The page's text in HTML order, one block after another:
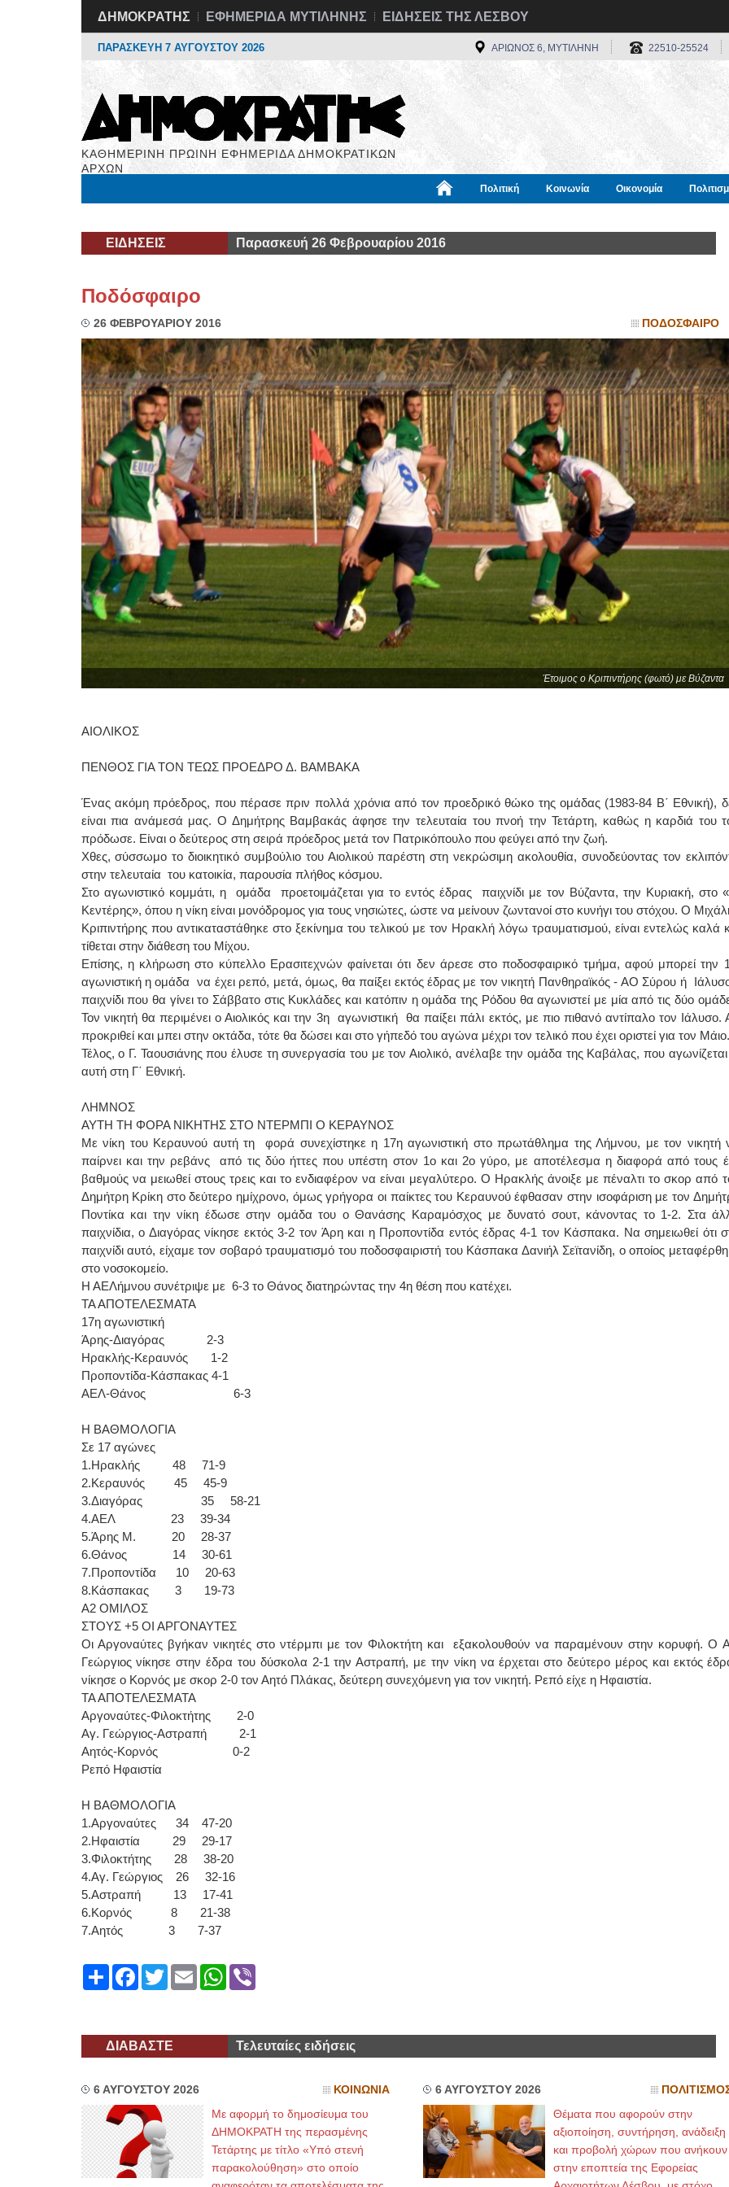
ΔΗΜΟΚΡΑΤΗΣ ΕΦΗΜΕΡΙΔΑ ΜΥΤΙΛΗΝΗΣ ΕΙΔΗΣΕΙΣ ΤΗΣ ΛΕΣΒΟΥ
ΠΑΡΑΣΚΕΥΗ 7 ΑΥΓΟΥΣΤΟΥ 2026 ΑΡΙΩΝΟΣ 6, ΜΥΤΙΛΗΝΗ 22510-25524
ΚΑΘΗΜΕΡΙΝΗ ΠΡΩΙΝΗ ΕΦΗΜΕΡΙΔΑ ΔΗΜΟΚΡΑΤΙΚΩΝ
ΑΡΧΩΝ
Πολιτική Κοινωνία Οικονομία
ΕΙΔΗΣΕΙΣ Παρασκευή 26 Φεβρουαρίου 2016
Ποδόσφαιρο
26 ΦΕΒΡΟΥΑΡΙΟΥ 2016 ΠΟΔΟΣΦΑΙΡΟ
Έτοιμος ο Κριπιντήρης (φωτό) με Βύζαντα
ΑΙΟΛΙΚΟΣ
ΠΕΝΘΟΣ ΓΙΑ ΤΟΝ ΤΕΩΣ ΠΡΟΕΔΡΟ Δ. ΒΑΜΒΑΚΑ
Ένας ακόμη πρόεδρος, που πέρασε πριν πολλά χρόνια από τον προεδρικό θώκο της ομάδας (1983-84 Β΄ Εθνική),
είναι πια ανάμεσά μας. Ο Δημήτρης Βαμβακάς άφησε την τελευταία του πνοή την Τετάρτη, καθώς η καρδιά του
πρόδωσε. Είναι ο δεύτερος στη σειρά πρόεδρος μετά τον Πατρικόπουλο που φεύγει από την ζωή.
Χθες, σύσσωμο το διοικητικό συμβούλιο του Αιολικού παρέστη στη νεκρώσιμη ακολουθία, συνοδεύοντας τον
στην τελευταία του κατοικία, παρουσία πλήθος κόσμου.
Στο αγωνιστικό κομμάτι, η ομάδα προετοιμάζεται για το εντός έδρας παιχνίδι με τον Βύζαντα, την Κυριακή, στο
Κεντέρης», όπου η νίκη είναι μονόδρομος για τους νησιώτες, ώστε να μείνουν ζωντανοί στο κυνήγι του στόχου. Ο
Κριπιντήρης που αντικαταστάθηκε στο ξεκίνημα του τελικού με τον Ηρακλή λόγω τραυματισμού, είναι εντελώς καλά
τίθεται στην διάθεση του Μίχου.
Επίσης, η κλήρωση στο κύπελλο Ερασιτεχνών φαίνεται ότι δεν άρεσε στο ποδοσφαιρικό τμήμα, αφού μπορεί την
αγωνιστική η ομάδα να έχει ρεπό, μετά, όμως, θα παίξει εκτός έδρας με τον νικητή Πανθηραϊκός - ΑΟ Σύρου ή
παιχνίδι που θα γίνει το Σάββατο στις Κυκλάδες και κατόπιν η ομάδα της Ρόδου θα αγωνιστεί με μία από τις δύο
Τον νικητή θα περιμένει ο Αιολικός και την 3η αγωνιστική θα παίξει πάλι εκτός, με πιο πιθανό αντίπαλο τον Ιάλυσο.
προκριθεί και μπει στην οκτάδα, τότε θα δώσει και στο γήπεδό του αγώνα μέχρι τον τελικό που έχει οριστεί για τον Μάιο.
Τέλος, ο Γ. Ταουσιάνης που έλυσε τη συνεργασία του με τον Αιολικό, ανέλαβε την ομάδα της Καβάλας, που αγωνίζεται
αυτή στη Γ΄ Εθνική.
ΛΗΜΝΟΣ
ΑΥΤΗ ΤΗ ΦΟΡΑ ΝΙΚΗΤΗΣ ΣΤΟ ΝΤΕΡΜΠΙ Ο ΚΕΡΑΥΝΟΣ
Με νίκη του Κεραυνού αυτή τη φορά συνεχίστηκε η 17η αγωνιστική στο πρωτάθλημα της Λήμνου, με τον νικητή
παίρνει και την ρεβάνς από τις δύο ήττες που υπέστη στον 1ο και 2ο γύρο, με αποτέλεσμα η διαφορά από τους
βαθμούς να μειωθεί στους τρεις και το ενδιαφέρον να είναι μεγαλύτερο. Ο Ηρακλής άνοιξε με πέναλτι το σκορ από
Δημήτρη Κρίκη στο δεύτερο ημίχρονο, όμως γρήγορα οι παίκτες του Κεραυνού έφθασαν στην ισοφάριση με τον
Ποντίκα και την νίκη έδωσε στην ομάδα του ο Θανάσης Καραμόσχος με δυνατό σουτ, κάνοντας το 1-2. Στα
παιχνίδια, ο Διαγόρας νίκησε εκτός 3-2 τον Άρη και η Προποντίδα εντός έδρας 4-1 τον Κάσπακα. Να σημειωθεί ότι
παιχνίδι αυτό, είχαμε τον σοβαρό τραυματισμό του ποδοσφαιριστή του Κάσπακα Δανιήλ Σεϊτανίδη, ο οποίος
στο νοσοκομείο.
Η ΑΕΛήμνου συνέτριψε με 6-3 το Θάνος διατηρώντας την 4η θέση που κατέχει.
ΤΑ ΑΠΟΤΕΛΕΣΜΑΤΑ
17η αγωνιστική
Άρης-Διαγόρας 2-3
Ηρακλής-Κεραυνός 1-2
Προποντίδα-Κάσπακας 4-1
ΑΕΛ-Θάνος 6-3
Η ΒΑΘΜΟΛΟΓΙΑ
Σε 17 αγώνες
1.Ηρακλής 48 71-9
2.Κεραυνός 45 45-9
3.Διαγόρας 35 58-21
4.ΑΕΛ 23 39-34
5.Άρης Μ. 20 28-37
6.Θάνος 14 30-61
7.Προποντίδα 10 20-63
8.Κάσπακας 3 19-73
Α2 ΟΜΙΛΟΣ
ΣΤΟΥΣ +5 ΟΙ ΑΡΓΟΝΑΥΤΕΣ
Οι Αργοναύτες βγήκαν νικητές στο ντέρμπι με τον Φιλοκτήτη και εξακολουθούν να παραμένουν στην κορυφή. Ο
Γεώργιος νίκησε στην έδρα του δύσκολα 2-1 την Αστραπή, με την νίκη να έρχεται στο δεύτερο μέρος και εκτός
νίκησε ο Κορνός με σκορ 2-0 τον Αητό Πλάκας, δεύτερη συνεχόμενη για τον νικητή. Ρεπό είχε η Ηφαιστία.
ΤΑ ΑΠΟΤΕΛΕΣΜΑΤΑ
Αργοναύτες-Φιλοκτήτης 2-0
Αγ. Γεώργιος-Αστραπή 2-1
Αητός-Κορνός 0-2
Ρεπό Ηφαιστία
Η ΒΑΘΜΟΛΟΓΙΑ
1.Αργοναύτες 34 47-20
2.Ηφαιστία 29 29-17
3.Φιλοκτήτης 28 38-20
4.Αγ. Γεώργιος 26 32-16
5.Αστραπή 13 17-41
6.Κορνός 8 21-38
7.Αητός 3 7-37
ShareFacebook
TwitterEmailWhatsApp
Viber
ΔΙΑΒΑΣΤΕ Τελευταίες ειδήσεις
6 ΑΥΓΟΥΣΤΟΥ 2026 ΚΟΙΝΩΝΙΑ
Με αφορμή το δημοσίευμα του
ΔΗΜΟΚΡΑΤΗ της περασμένης
Τετάρτης με τίτλο «Υπό στενή
παρακολούθηση» στο οποίο
6 ΑΥΓΟΥΣΤΟΥ 2026
Θέματα που αφορούν στην
αξιοποίηση, συντήρηση, ανάδειξη
και προβολή χώρων που ανήκουν
στην εποπτεία της Εφορείας
ΟΦΘΑΛΜΙΑΤΡΟΣ
Διδάκτωρ Ιατρικής Σχολής
Πανεπιστημίου Αθηνών
Καλλιπόλεως 3,Νέα Σμύρνη,
τηλ:210-9320215
Καβέτσου 10, Μυτιλήνη, τηλ:
Χειρουργός Ωτορινολαρυγγολόγος
Έλενα Μπούμπα
Διδ.Παν.Αθηνών
Διπλωματούχος Ευρ.Ακαδημίας
Πάρνηθας 95-97 Αχαρναί
2102467085 & 6938502258
email- elenboumpa@gmail.com